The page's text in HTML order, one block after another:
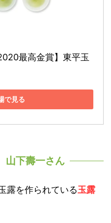
最高金賞】東平玉
で見る
下壽一さん
露を作られている玉露